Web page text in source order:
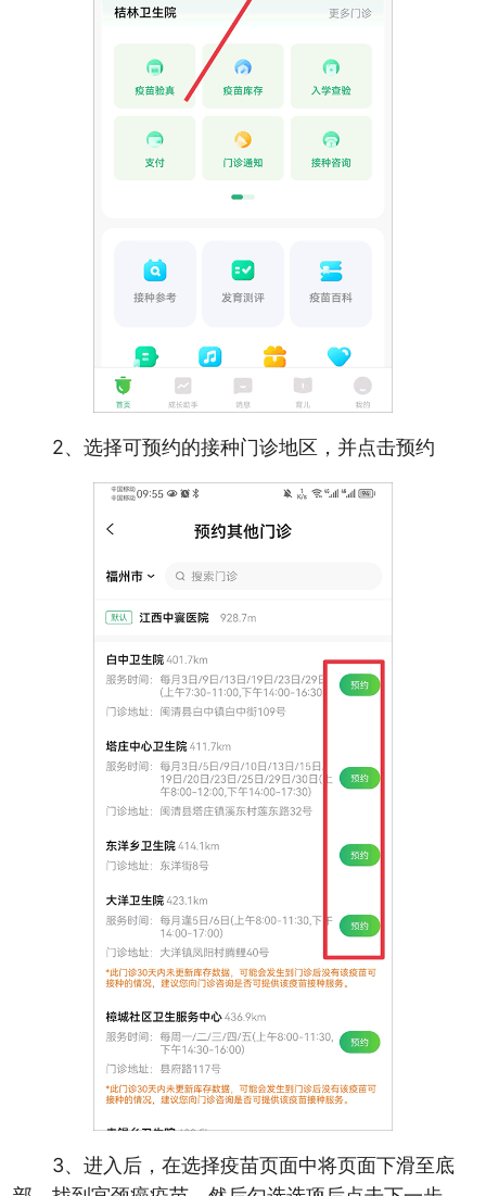
2、选择可预约的接种门诊地区，并点击预约
3、进入后，在选择疫苗页面中将页面下滑至底